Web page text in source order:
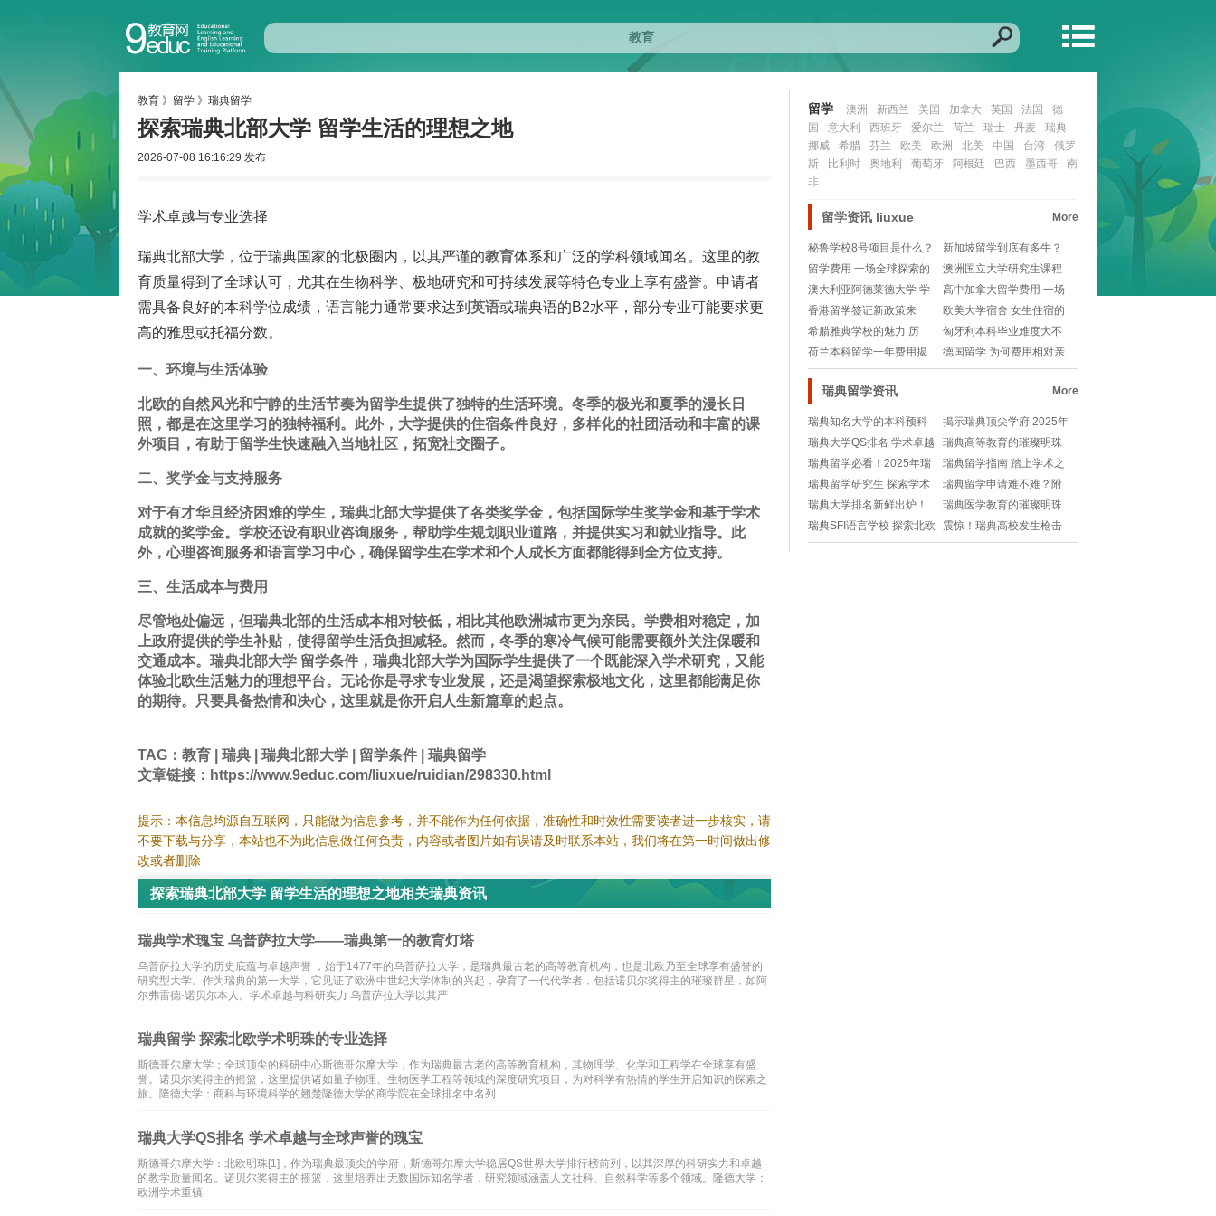
教育 》 留学 》 瑞典留学
探索瑞典北部大学 留学生活的理想之地
2026-07-08 16:16:29 发布
学术卓越与专业选择
瑞典北部大学 ，位于瑞典国家的北极圈内，以其严谨的教育体系和广泛的学科领域闻名。这里的教
育质量得到了全球认可，尤其在生物科学、极地研究和可持续发展等特色专业上享有盛誉。申请者
需具备良好的本科学位成绩，语言能力通常要求达到 英语或瑞典语的B2水平，部分专业可能要求更
高的雅思或托福分数。
一、环境与生活体验
北欧的自然风光和宁静的生活节奏为留学生提供了独特的生活环境。冬季的极光和夏季的漫长日
照，都是在这里学习 的独特福利。此外，大学提供的住宿条件良好，多样化的社团活动和丰富的课
外项目，有助于留学生快速融入当地社区，拓宽社交圈子。
二、奖学金与支持服务
对于有才华且经济困难的学生，瑞典北部大学提供了各类奖学金，包括国际学生奖学金和基于学术
成就的奖学金。 学校还设有职业咨询服务，帮助学生规划职业道路，并提供实习和就业指导。此
外，心理咨询服务和语言学习中心，确保留学生在学术和个人成长方面都能得到全方位支持。
三、生活成本与费用
尽管地处偏远，但瑞典北部的生活成本相对较低，相比其他欧洲城市更为亲民。学费相对稳定，加
上政府提供的学生补贴，使得留学生活负担减轻。然而，冬季的寒冷气候可能需要额外关注保暖和
交通成本。瑞典北部大学 留学条件，瑞典北部大学为国际学生提供了一个既能深入学术研究，又能
体验北欧生活魅力的理想平台。无论你是寻求专业发展，还是渴望探索极地文化，这里都能满足你
的期待。只要具备热情和决心，这里就是你开启人生新篇章的起点。
TAG： 教育 瑞典 瑞典北部大学 留学条件
瑞典留学
文章链接：https://www.9educ.com/liuxue/ruidian/298330.html
提示：本信息均源自互联网，只能做为信息参考，并不能作为任何依据，准确性和时效性需要读者进一步核实，请
不要下载与分享，本站也不为此信息做任何负责，内容或者图片如有误请及时联系本站，我们将在第一时间做出修
改或者删除
探索瑞典北部大学 留学生活的理想之地相关瑞典资讯
瑞典学术瑰宝 乌普萨拉大学——瑞典第一的教育灯塔
乌普萨拉大学的历史底蕴与卓越声誉 ，始于1477年的乌普萨拉大学，是瑞典最古老的高等教育机构，也是北欧乃至全球享有盛誉的
研究型大学。作为瑞典的第一大学，它见证了欧洲中世纪大学体制的兴起，孕育了一代代学者，包括诺贝尔奖得主的璀璨群星，如阿
尔弗雷德·诺贝尔本人。学术卓越与科研实力 乌普萨拉大学以其严
瑞典留学 探索北欧学术明珠的专业选择
斯德哥尔摩大学：全球顶尖的科研中心斯德哥尔摩大学，作为瑞典最古老的高等教育机构，其物理学、化学和工程学在全球享有盛
誉。诺贝尔奖得主的摇篮，这里提供诸如量子物理、生物医学工程等领域的深度研究项目，为对科学有热情的学生开启知识的探索之
旅。隆德大学：商科与环境科学的翘楚隆德大学的商学院在全球排名中名列
瑞典大学QS排名 学术卓越与全球声誉的瑰宝
斯德哥尔摩大学：北欧明珠[1]，作为瑞典最顶尖的学府，斯德哥尔摩大学稳居QS世界大学排行榜前列，以其深厚的科研实力和卓越
的教学质量闻名。诺贝尔奖得主的摇篮，这里培养出无数国际知名学者，研究领域涵盖人文社科、自然科学等多个领域。隆德大学：
欧洲学术重镇
留学 澳洲 新西兰 美国 加拿大 英国 法国
德
国
意大利 西班牙 爱尔兰 荷兰 瑞士 丹麦
瑞典
挪威
希腊 芬兰 欧美 欧洲 北美 中国 台湾
俄罗
斯
比利时 奥地利 葡萄牙 阿根廷 巴西 墨西哥
南
非
留学资讯 liuxue More
秘鲁学校8号项目是什么？
带你揭秘这个全球
新加坡留学到底有多牛？
全球顶尖学府云集，
留学费用 一场全球探索的
成本解析
澳洲国立大学研究生课程
探索学术之旅的时
澳大利亚阿德莱德大学 学
术声誉与教育质量
高中加拿大留学费用 一场
全球教育的探索之
香港留学签证新政策来
了！2025申请必备
欧美大学宿舍 女生住宿的
独特视角与留学体
希腊雅典学校的魅力 历
史、教育与人文精神
匈牙利本科毕业难度大不
大？学校毕业要求有
荷兰本科留学一年费用揭
秘 学校资助与个人
德国留学 为何费用相对亲
民？
瑞典留学资讯 More
瑞典知名大学的本科预科
课程 探索学术之路
揭示瑞典顶尖学府 2025年
大学排行榜前十名
瑞典大学QS排名 学术卓越
的璀璨明珠
瑞典高等教育的璀璨明珠
大学学院排名探秘
瑞典留学必看！2025年瑞
典大学完整名单+申请攻略
来了！
瑞典留学指南 踏上学术之
旅的全面准备
瑞典留学研究生 探索学术
之旅的时长与申请流程
瑞典留学申请难不难？附
详细攻略+热门专业解析！
瑞典大学排名新鲜出炉！
学费到底贵不贵？留学生
必看！
瑞典医学教育的璀璨明珠
探寻瑞典最佳医学院的高
校排名
瑞典SFI语言学校 探索北欧
语言学习的瑰宝
震惊！瑞典高校发生枪击
事件，留学生安全如何保